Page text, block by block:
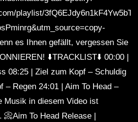
/ Cyberpunk / Phonk Mix
/ EBM / Industrial Mix
/ Industrial / Cyberpunk
ll’ | Dark Electro
playlist/
es Ihnen gefällt, vergessen Sie
⬇️TRACKLIST⬇️ 00:00 |
08:25 | Ziel zum Kopf – Schuldig
– Regen 24:01 | Aim To Head –
Musik in diesem Video ist
To Head Release |